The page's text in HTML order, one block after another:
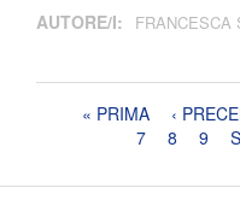
AUTORE/I: FRANCESCA
Pagine« PRIMA ‹
7
8 9